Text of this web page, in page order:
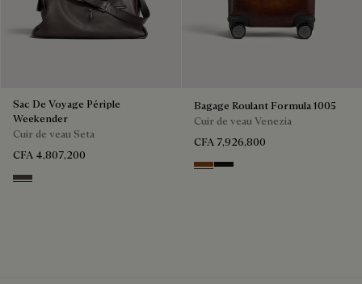
Sac De Voyage Périple
Weekender
Cuir de veau Seta
CFA 4,807,200
Grey
Bagage Roulant Formula 1005
Cuir de veau Venezia
CFA 7,926,800
Cacao Intenso
NERO GRIGIO